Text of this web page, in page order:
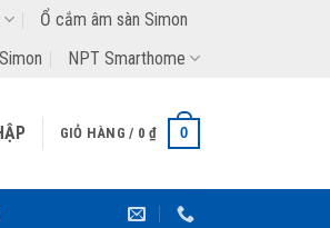
Ổ cắm âm sàn Simon
NPT Smarthome
GIỎ HÀNG / 0₫ 0